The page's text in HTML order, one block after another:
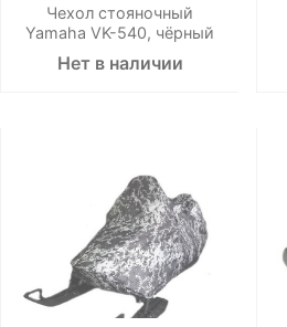
Чехол стояночный
Yamaha VK-540, чёрный
Нет в наличии